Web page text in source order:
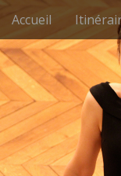
M
i
n
m
e
n
u
S
i
p
t
o
o
n
t
Accueil